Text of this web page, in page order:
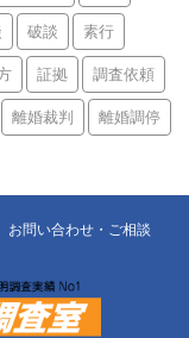
破談 素行
証拠 調査依頼
離婚裁判 離婚調停
お問い合わせ・ご相談